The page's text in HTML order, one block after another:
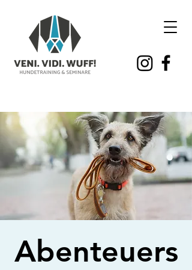
Abenteuers